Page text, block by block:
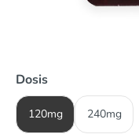
Dosis
120mg 240mg